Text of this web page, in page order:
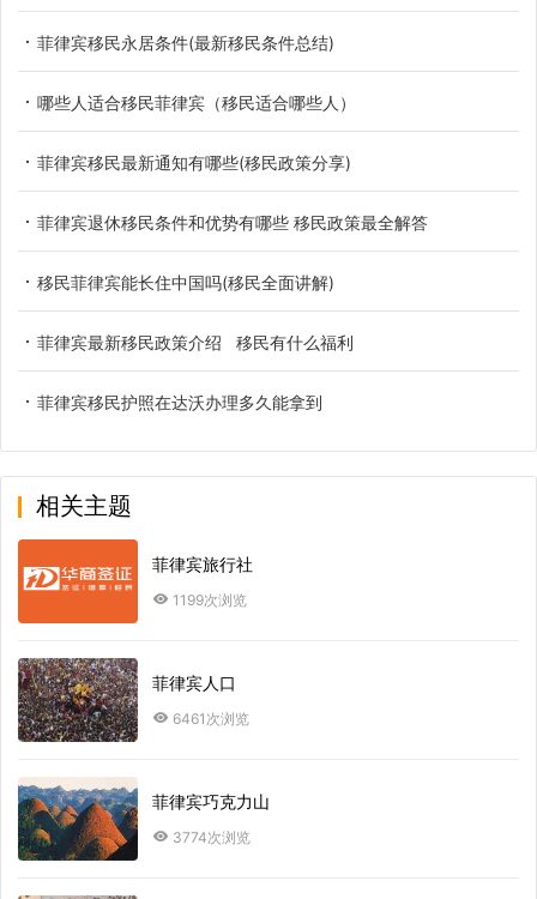
菲律宾移民永居条件(最新移民条件总结)
哪些人适合移民菲律宾（移民适合哪些人）
菲律宾移民最新通知有哪些(移民政策分享)
菲律宾退休移民条件和优势有哪些 移民政策最全解答
移民菲律宾能长住中国吗(移民全面讲解)
菲律宾最新移民政策介绍 移民有什么福利
菲律宾移民护照在达沃办理多久能拿到
相关主题
菲律宾旅行社
1199次浏览
菲律宾人口
6461次浏览
菲律宾巧克力山
3774次浏览